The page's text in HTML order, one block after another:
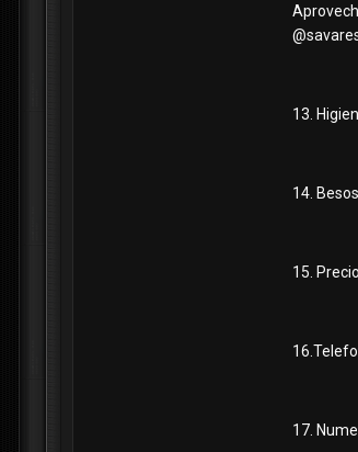
13.
14.
15.
17.